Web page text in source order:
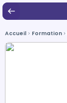
Accueil Formation